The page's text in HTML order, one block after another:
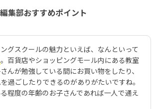
集部おすすめポイント
グスクールの魅力といえば、なんといって
。百貨店やショッピングモール内にある教室
んが勉強している間にお買い物をしたり、
過ごしたりできるのがありがたいですね。
程度の年齢のお子さんであれば一人で通え